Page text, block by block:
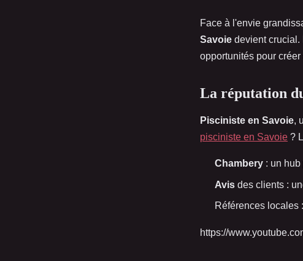
Face à l'envie
Savoie devient crucial.
opportunités pour
La réputation
Pisciniste en Savoie,
pisciniste en Savoie ?
Chambery : un
Avis des clients :
Références locales
https://